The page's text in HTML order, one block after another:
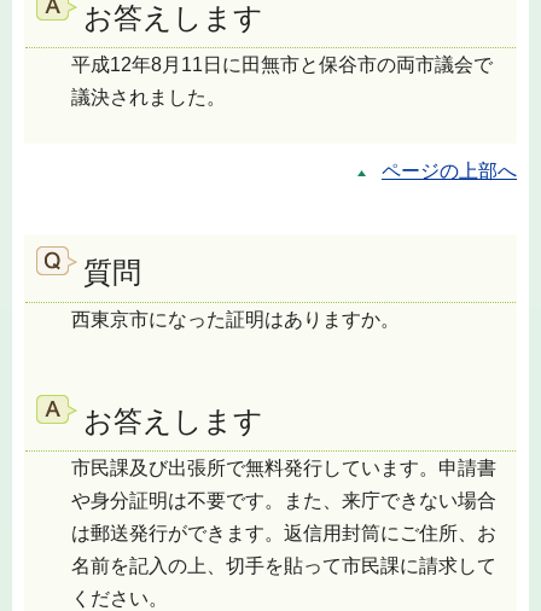
お答えします
平成12年8月11日に田無市と保谷市の両市議会で
議決されました。
ページの上部へ
質問
西東京市になった証明はありますか。
お答えします
市民課及び出張所で無料発行しています。申請書
や身分証明は不要です。また、来庁できない場合
は郵送発行ができます。返信用封筒にご住所、お
名前を記入の上、切手を貼って市民課に請求して
ください。